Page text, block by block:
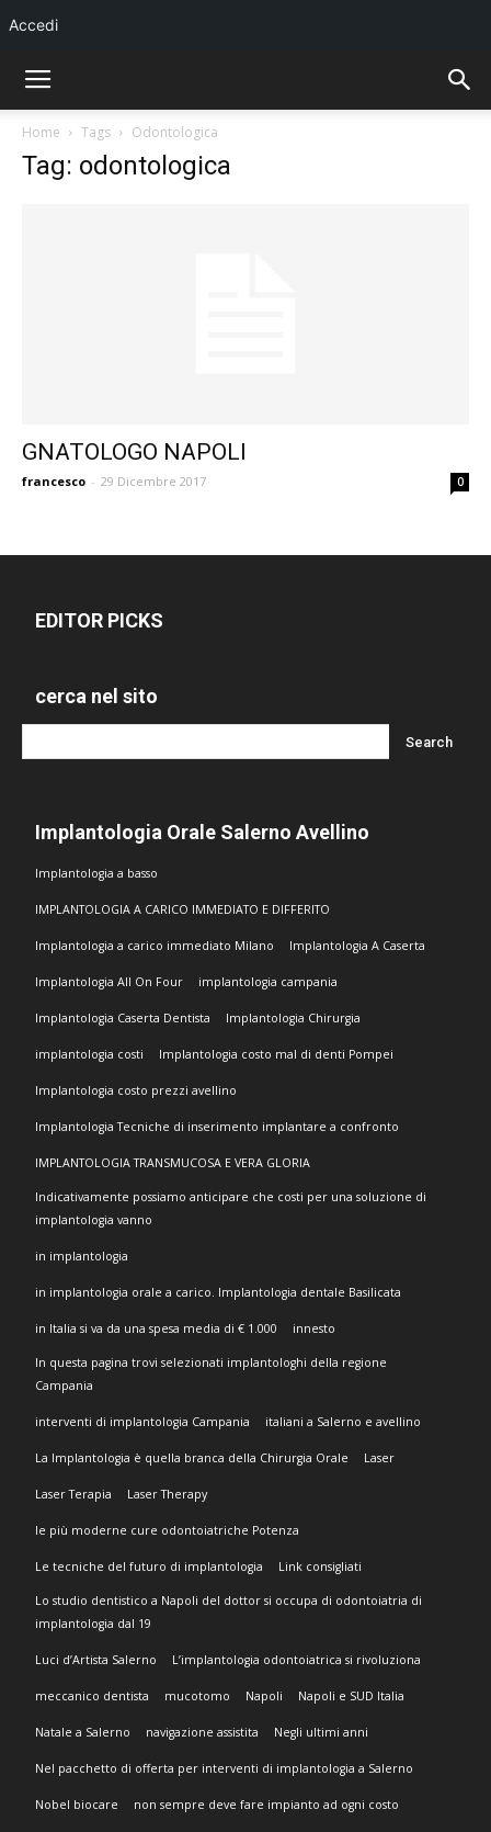
Home Tags Odontologica
Tag: odontologica
GNATOLOGO NAPOLI
francesco - 29 Dicembre 2017 0
EDITOR PICKS
cerca nel sito
Implantologia Orale Salerno Avellino
Implantologia a basso
IMPLANTOLOGIA A CARICO IMMEDIATO E DIFFERITO
Implantologia a carico immediato Milano Implantologia A Caserta
Implantologia All On Four implantologia campania
Implantologia Caserta Dentista Implantologia Chirurgia
implantologia costi Implantologia costo mal di denti Pompei
Implantologia costo prezzi avellino
Implantologia Tecniche di inserimento implantare a confronto
IMPLANTOLOGIA TRANSMUCOSA E VERA GLORIA
Indicativamente possiamo anticipare che costi per una soluzione di
implantologia vanno
in implantologia
in implantologia orale a carico. Implantologia dentale Basilicata
in Italia si va da una spesa media di € 1.000 innesto
In questa pagina trovi selezionati implantologhi della regione
Campania
interventi di implantologia Campania italiani a Salerno e avellino
La Implantologia è quella branca della Chirurgia Orale Laser
Laser Terapia Laser Therapy
le più moderne cure odontoiatriche Potenza
Le tecniche del futuro di implantologia Link consigliati
Lo studio dentistico a Napoli del dottor si occupa di odontoiatria di
implantologia dal 19
Luci d’Artista Salerno L’implantologia odontoiatrica si rivoluziona
meccanico dentista mucotomo Napoli Napoli e SUD Italia
Natale a Salerno navigazione assistita Negli ultimi anni
Nel pacchetto di offerta per interventi di implantologia a Salerno
Nobel biocare non sempre deve fare impianto ad ogni costo
Accedi